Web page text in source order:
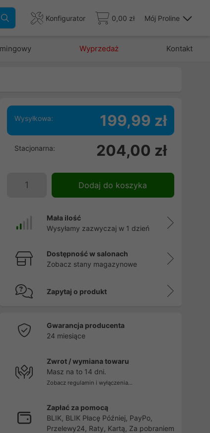
Konfigurator 0,00 zł Mój Proline
Wyprzedaż Kontakt
Wysyłkowa: 199,99 zł
Stacjonarna: 204,00 zł
Dodaj do koszyka
Mała ilość
Wysyłamy zazwyczaj w 1 dzień
Dostępność w salonach
Zobacz stany magazynowe
Zapytaj o produkt
Gwarancja producenta
24 miesiące
Zwrot / wymiana towaru
Masz na to 14 dni.
Zobacz regulamin i wyłączenia...
Zapłać za pomocą
BLIK, BLIK Płacę Później, PayPo,
Przelewy24, Raty, Kartą, Za pobraniem